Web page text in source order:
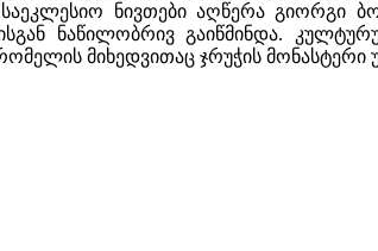
ნივთები აღწერა გიორგი
ნაწილობრივ გაიწმინდა.
მიხედვითაც ჯრუჭის